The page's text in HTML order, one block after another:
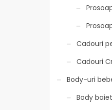
Cadouri
Cadouri
Body-uri
Body